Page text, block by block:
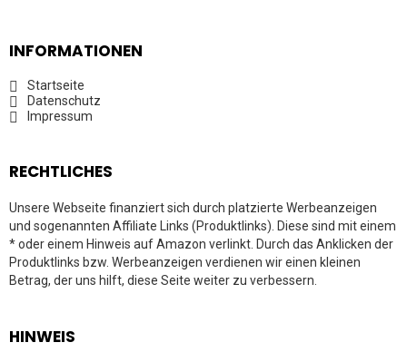
INFORMATIONEN
Startseite
Datenschutz
Impressum
RECHTLICHES
Unsere Webseite finanziert sich durch platzierte Werbeanzeigen
und sogenannten Affiliate Links (Produktlinks). Diese sind mit einem
* oder einem Hinweis auf Amazon verlinkt. Durch das Anklicken der
Produktlinks bzw. Werbeanzeigen verdienen wir einen kleinen
Betrag, der uns hilft, diese Seite weiter zu verbessern.
HINWEIS